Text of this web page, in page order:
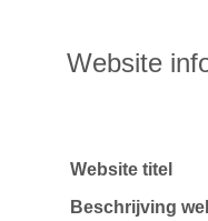
Website
Website titel
Beschrijving